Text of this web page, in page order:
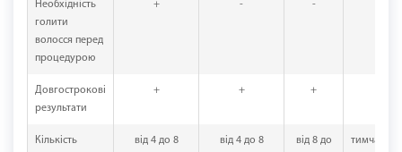
Необхідність
голити
волосся перед
процедурою
+ - -
Довгострокові
результати
+ + +
Кількість
від 4 до 8 від 4 до 8
від 8 до